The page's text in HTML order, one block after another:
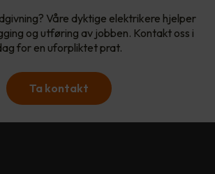
Våre dyktige elektrikere hjelper
og utføring av jobben. Kontakt oss i
for en uforpliktet prat.
Ta kontakt